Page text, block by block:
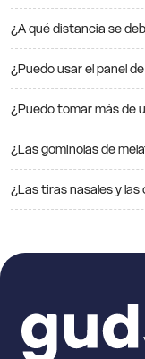
¿A qué distancia se
¿Puedo usar el panel
¿Puedo tomar más de
¿Las gominolas de
¿Las tiras nasales y